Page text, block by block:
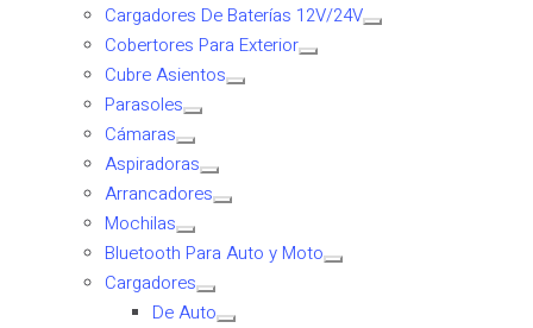
Cargadores De Baterías 12V/24V
Cobertores Para Exterior
Cubre Asientos
Parasoles
Cámaras
Aspiradoras
Arrancadores
Mochilas
Bluetooth Para Auto y Moto
Cargadores
De Auto